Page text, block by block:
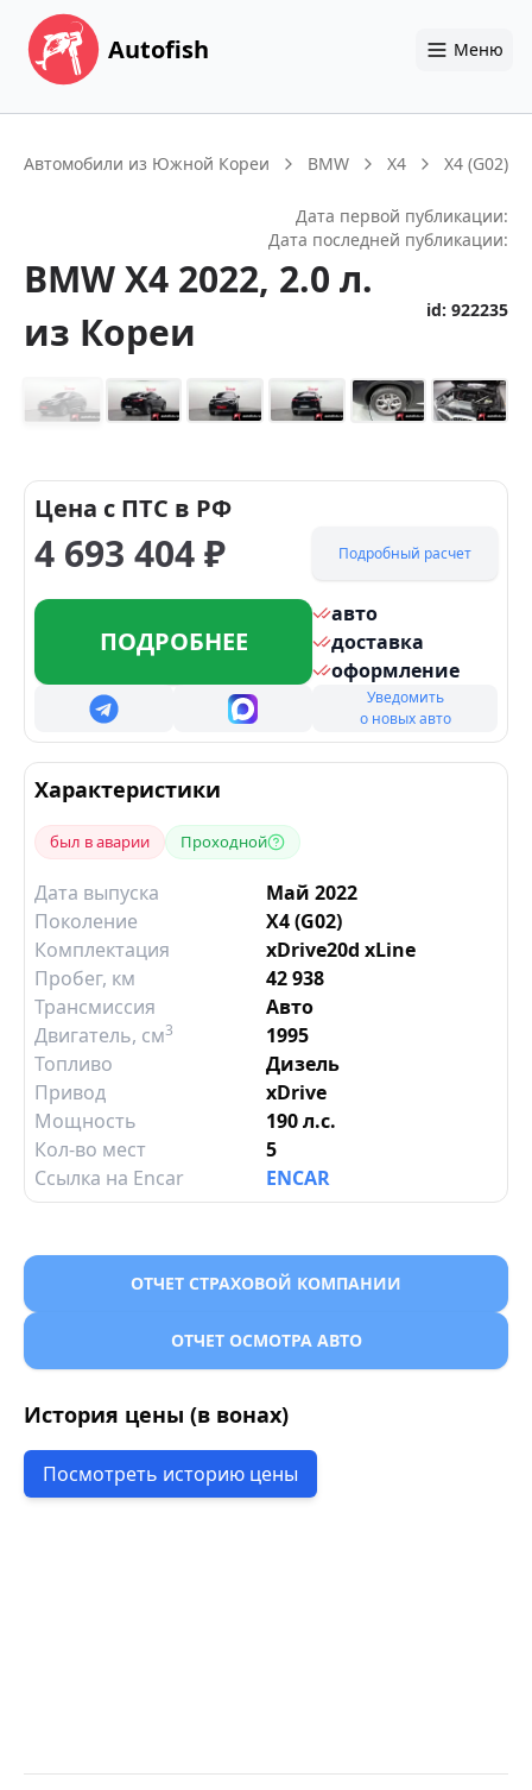
Autofish Меню
Автомобили из Южной Кореи BMW X4 X4 (G02)
Дата первой публикации:
Дата последней публикации:
BMWX4 2022, 2.0 л.
из Кореи
id: 922235
Цена с ПТС в РФ
4 693 404₽ Подробный расчет
ПОДРОБНЕЕ
авто
доставка
оформление
Уведомить
о новых авто
Характеристики
был в аварии Проходной
Дата выпуска
Май 2022
Поколение
X4 (G02)
Комплектация
xDrive20d xLine
Пробег, км
42 938
Трансмиссия
Авто
Двигатель, см3
1995
Топливо
Дизель
Привод
xDrive
Мощность
190 л.с.
Кол-во мест
5
Ссылка на Encar
ENCAR
ОТЧЕТ СТРАХОВОЙ КОМПАНИИ
ОТЧЕТ ОСМОТРА АВТО
История цены (в вонах)
Посмотреть историю цены